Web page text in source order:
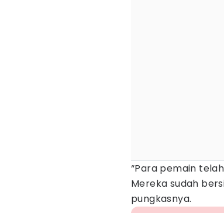
“Para pemain
Mereka sudah
pungkasnya.